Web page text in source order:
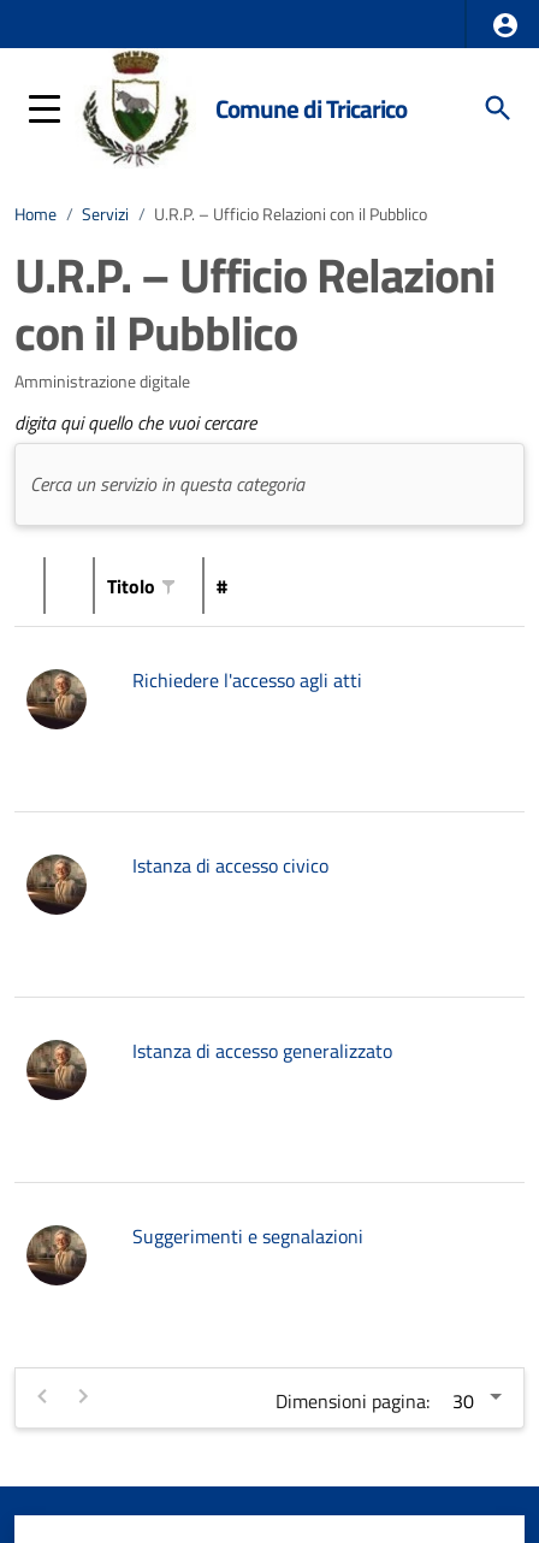
Comune di Tricarico
Home / Servizi / U.R.P. – Ufficio Relazioni con il Pubblico
U.R.P. – Ufficio Relazioni
con il Pubblico
Amministrazione digitale
digita qui quello che vuoi cercare
Titolo #
Richiedere l'accesso agli atti
Istanza di accesso civico
Istanza di accesso generalizzato
Suggerimenti e segnalazioni
Dimensioni pagina: